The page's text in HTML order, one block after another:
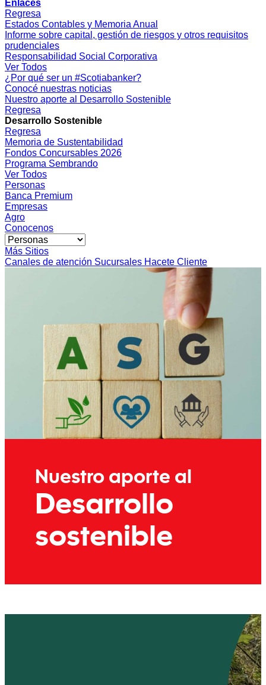
Enlaces
Regresa
Estados Contables y Memoria Anual
Informe sobre capital, gestión de riesgos y otros requisitos
prudenciales
Responsabilidad Social Corporativa
Ver Todos
¿Por qué ser un #Scotiabanker?
Conocé nuestras noticias
Nuestro aporte al Desarrollo Sostenible
Regresa
Desarrollo Sostenible
Regresa
Memoria de Sustentabilidad
Fondos Concursables 2026
Programa Sembrando
Ver Todos
Personas
Banca Premium
Empresas
Agro
Conocenos
Más Sitios
Canales de atención Sucursales Hacete Cliente
Nuestro aporte al
Desarrollo
sostenible